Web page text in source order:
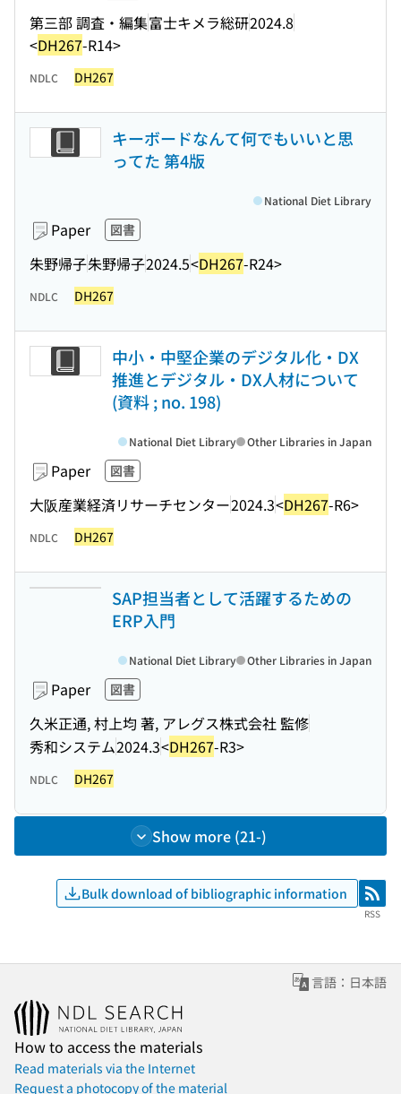
第三部 調査・編集富士キメラ総研2024.8
<DH267-R14>
NDLC DH267
キーボードなんて何でもいいと思
ってた 第4版
Paper 図書
朱野帰子朱野帰子2024.5<DH267-R24>
National Diet Library
NDLC DH267
中小・中堅企業のデジタル化・DX
推進とデジタル・DX人材について
(資料 ; no. 198)
Paper 図書
大阪産業経済リサーチセンター2024.3<DH267-R6>
National Diet Library Other Libraries in Japan
NDLC DH267
SAP担当者として活躍するための
ERP入門
Paper 図書
久米正通, 村上均 著, アレグス株式会社 監修
秀和システム2024.3<DH267-R3>
National Diet Library Other Libraries in Japan
NDLC DH267
Show more (21-)
Bulk download of bibliographic information RSS
RSS
言語：日本語
How to access the materials
Read materials via the Internet
Request a photocopy of the material